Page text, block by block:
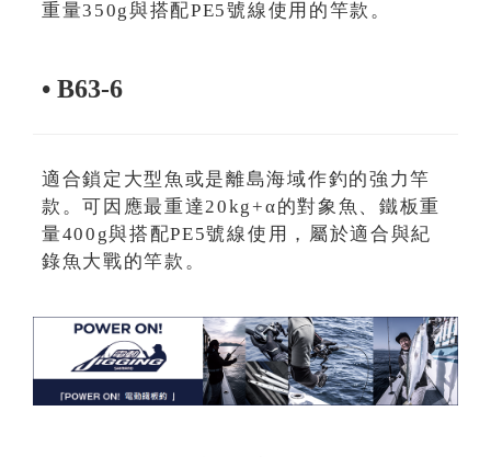
重量350g與搭配PE5號線使用的竿款。
• B63-6
適合鎖定大型魚或是離島海域作釣的強力竿
款。可因應最重達20kg+α的對象魚、鐵板重
量400g與搭配PE5號線使用，屬於適合與紀
錄魚大戰的竿款。